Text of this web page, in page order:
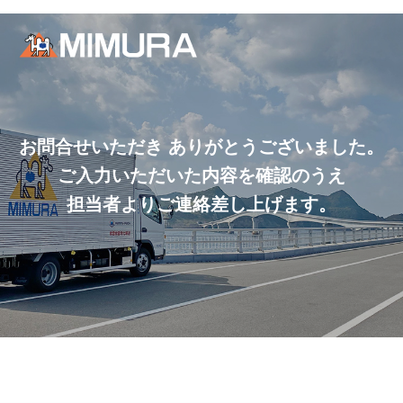
お問合せいただき ありがとうございました。
ご入力いただいた内容を確認のうえ
担当者よりご連絡差し上げます。